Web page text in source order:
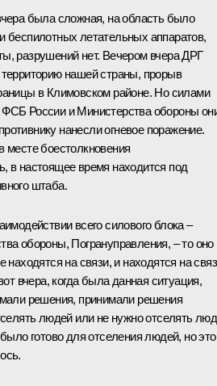
была сложная, на область было
беспилотных летательных аппаратов,
разрушений нет. Вечером вчера ДРГ
нашей страны, прорыв
в Климовском районе. Но силами
ФСБ России и Министерства обороны
нанесли огневое поражение.
месте боестолкновения
в настоящее время находится под
штаба.
всего силового блока –
обороны, Погрануправления, – то оно
находятся на связи, и находятся на
вчера, когда была данная ситуация,
решения, принимали решения
людей или не нужно отселять
готово для отселения людей, но это